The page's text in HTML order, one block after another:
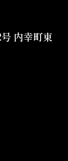
内幸町東